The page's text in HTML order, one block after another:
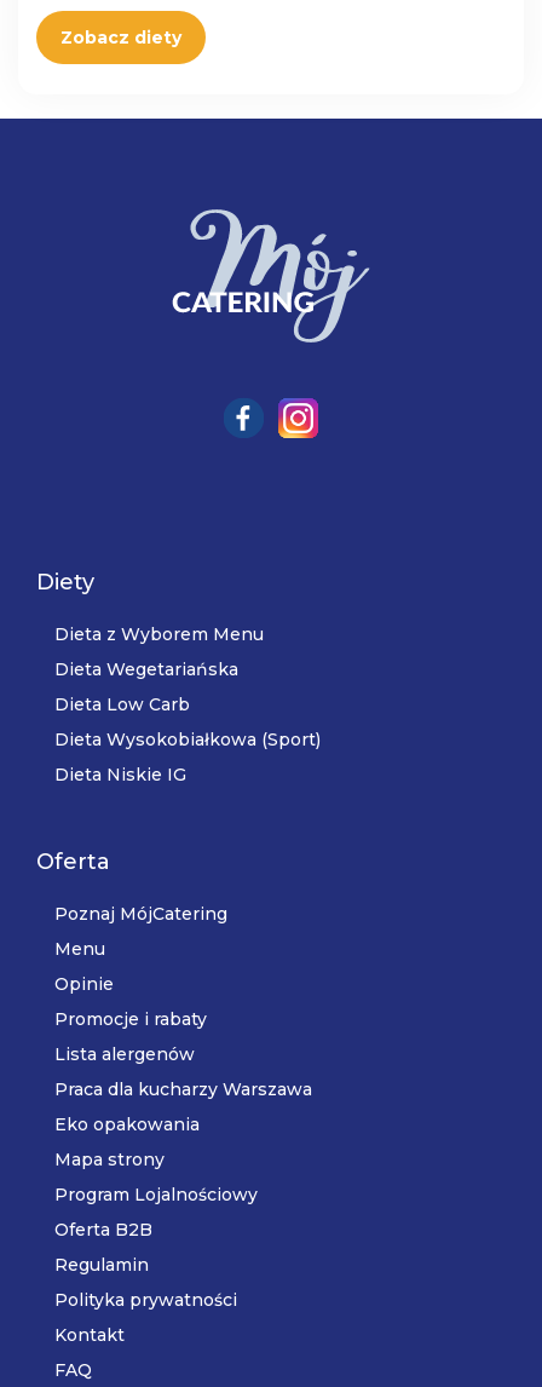
Zobacz diety
Diety
Dieta z Wyborem Menu
Dieta Wegetariańska
Dieta Low Carb
Dieta Wysokobiałkowa (Sport)
Dieta Niskie IG
Oferta
Poznaj MójCatering
Menu
Opinie
Promocje i rabaty
Lista alergenów
Praca dla kucharzy Warszawa
Eko opakowania
Mapa strony
Program Lojalnościowy
Oferta B2B
Regulamin
Polityka prywatności
Kontakt
FAQ